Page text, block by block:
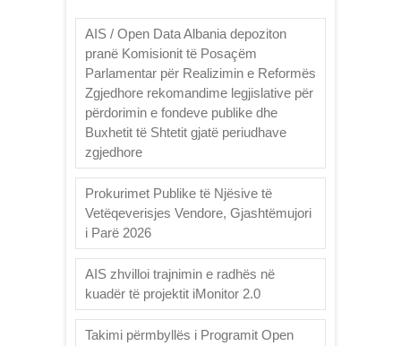
AIS / Open Data Albania depoziton
pranë Komisionit të Posaçëm
Parlamentar për Realizimin e Reformës
Zgjedhore rekomandime legjislative për
përdorimin e fondeve publike dhe
Buxhetit të Shtetit gjatë periudhave
zgjedhore
Prokurimet Publike të Njësive të
Vetëqeverisjes Vendore, Gjashtëmujori
i Parë 2026
AIS zhvilloi trajnimin e radhës në
kuadër të projektit iMonitor 2.0
Takimi përmbyllës i Programit Open